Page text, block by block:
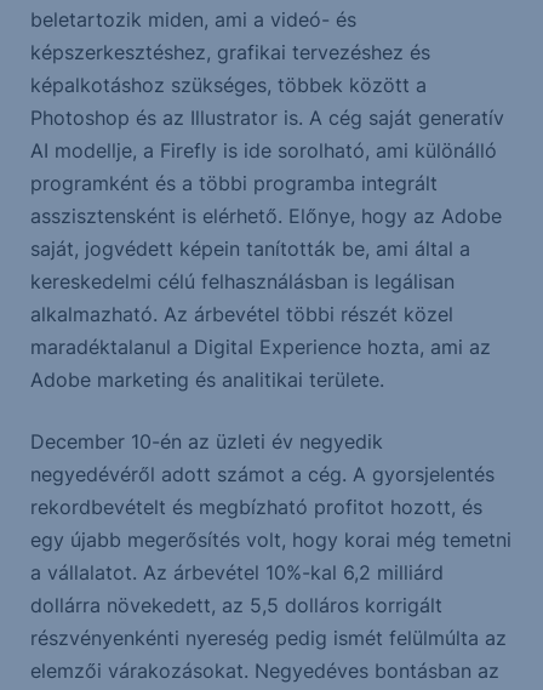
beletartozik miden, ami a videó- és
képszerkesztéshez, grafikai tervezéshez és
képalkotáshoz szükséges, többek között a
Photoshop és az Illustrator is. A cég saját generatív
AI modellje, a Firefly is ide sorolható, ami különálló
programként és a többi programba integrált
asszisztensként is elérhető. Előnye, hogy az Adobe
saját, jogvédett képein tanították be, ami által a
kereskedelmi célú felhasználásban is legálisan
alkalmazható. Az árbevétel többi részét közel
maradéktalanul a Digital Experience hozta, ami az
Adobe marketing és analitikai területe.
December 10-én az üzleti év negyedik
negyedévéről adott számot a cég. A gyorsjelentés
rekordbevételt és megbízható profitot hozott, és
egy újabb megerősítés volt, hogy korai még temetni
a vállalatot. Az árbevétel 10%-kal 6,2 milliárd
dollárra növekedett, az 5,5 dolláros korrigált
részvényenkénti nyereség pedig ismét felülmúlta az
elemzői várakozásokat. Negyedéves bontásban az